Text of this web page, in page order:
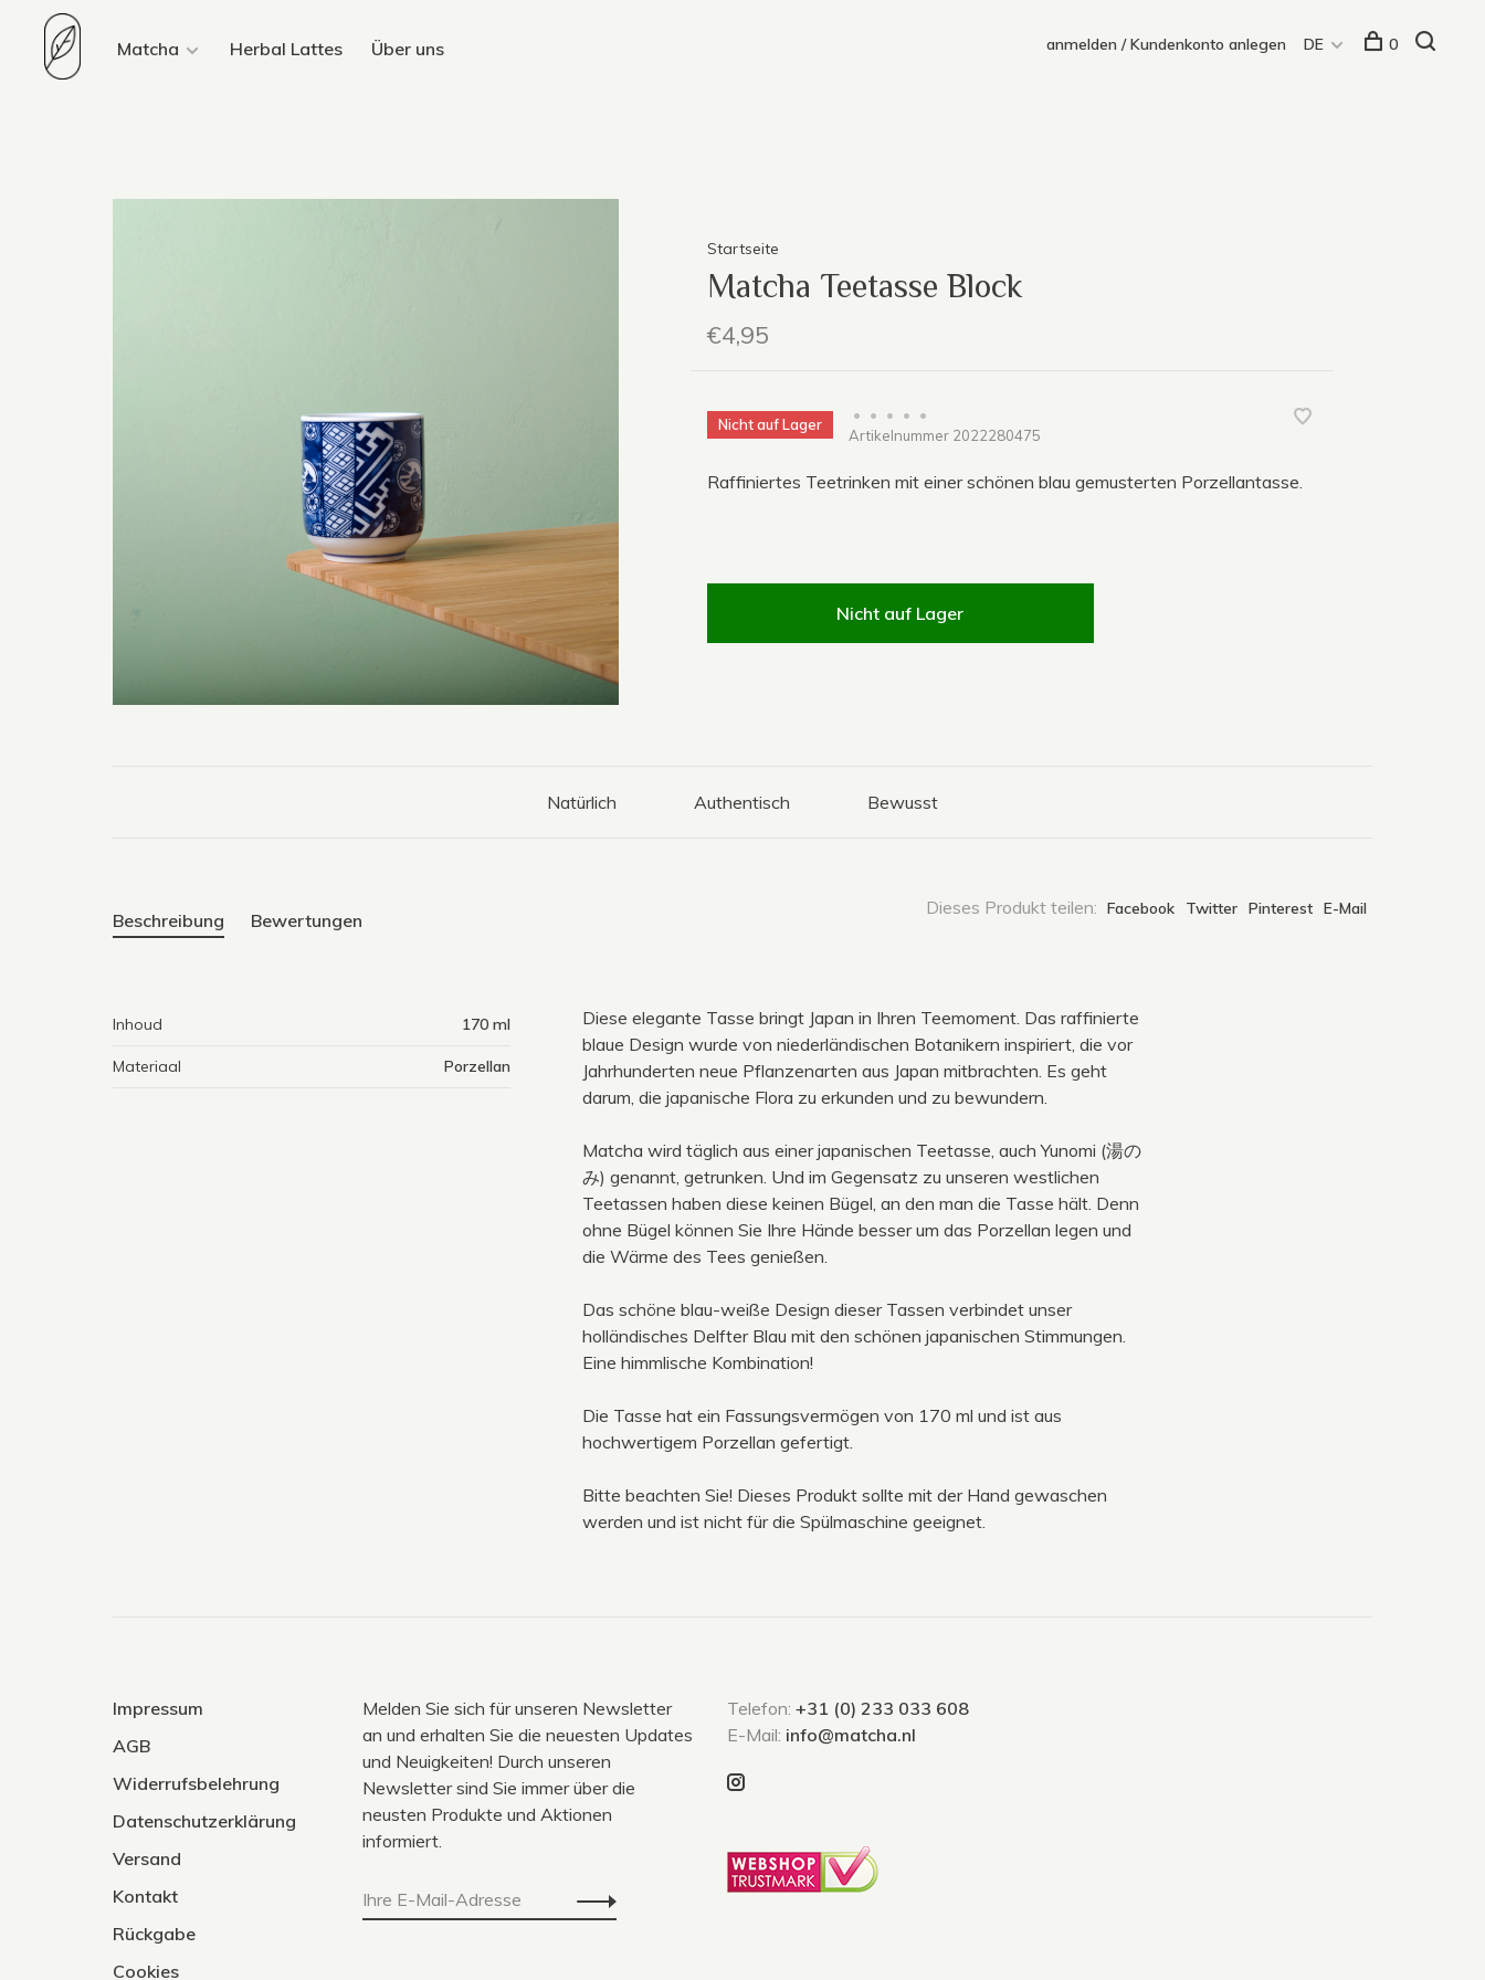
Matcha Herbal Lattes Über uns anmelden / Kundenkonto anlegen DE 0
Startseite
Matcha Teetasse Block
€4,95
Nicht auf Lager
• • • •
•
Artikelnummer2022280475
Raffiniertes Teetrinken mit einer schönen blau gemusterten Porzellantasse.
Nicht auf Lager
Natürlich Authentisch Bewusst
Dieses Produkt teilen: Facebook Twitter Pinterest E-Mail
Beschreibung Bewertungen
Inhoud 170 ml
Materiaal Porzellan
Diese elegante Tasse bringt Japan in Ihren Teemoment. Das raffinierte
blaue Design wurde von niederländischen Botanikern inspiriert, die vor
Jahrhunderten neue Pflanzenarten aus Japan mitbrachten. Es geht
darum, die japanische Flora zu erkunden und zu bewundern.
Matcha wird täglich aus einer japanischen Teetasse, auch Yunomi (湯の
み) genannt, getrunken. Und im Gegensatz zu unseren westlichen
Teetassen haben diese keinen Bügel, an den man die Tasse hält. Denn
ohne Bügel können Sie Ihre Hände besser um das Porzellan legen und
die Wärme des Tees genießen.
Das schöne blau-weiße Design dieser Tassen verbindet unser
holländisches Delfter Blau mit den schönen japanischen Stimmungen.
Eine himmlische Kombination!
Die Tasse hat ein Fassungsvermögen von 170 ml und ist aus
hochwertigem Porzellan gefertigt.
Bitte beachten Sie! Dieses Produkt sollte mit der Hand gewaschen
werden und ist nicht für die Spülmaschine geeignet.
Impressum
AGB
Widerrufsbelehrung
Datenschutzerklärung
Versand
Kontakt
Rückgabe
Cookies
Melden Sie sich für unseren Newsletter
an und erhalten Sie die neuesten Updates
und Neuigkeiten! Durch unseren
Newsletter sind Sie immer über die
neusten Produkte und Aktionen
informiert.
Telefon: +31 (0) 233 033 608
E-Mail: info@matcha.nl